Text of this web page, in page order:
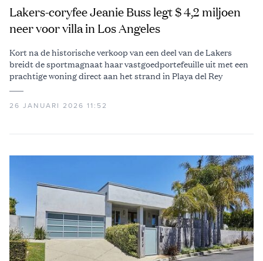
Lakers-coryfee Jeanie Buss legt $ 4,2 miljoen
neer voor villa in Los Angeles
Kort na de historische verkoop van een deel van de Lakers
breidt de sportmagnaat haar vastgoedportefeuille uit met een
prachtige woning direct aan het strand in Playa del Rey
26 JANUARI 2026 11:52